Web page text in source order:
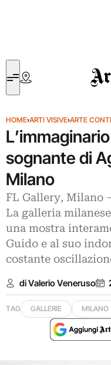
HOME›ARTI VISIVE›ARTE
sognante di
Milano
FL Gallery, Milano
La galleria
una mostra
Guido e al suo
costante
di Valerio Veneruso
TAG GALLERIE MILANO